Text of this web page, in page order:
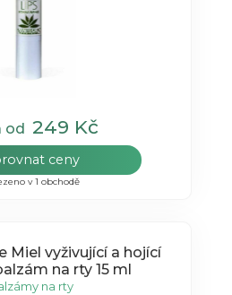
od 249 Kč
ceny
v 1 obchodě
Miel vyživující a hojící
na rty 15 ml
na rty